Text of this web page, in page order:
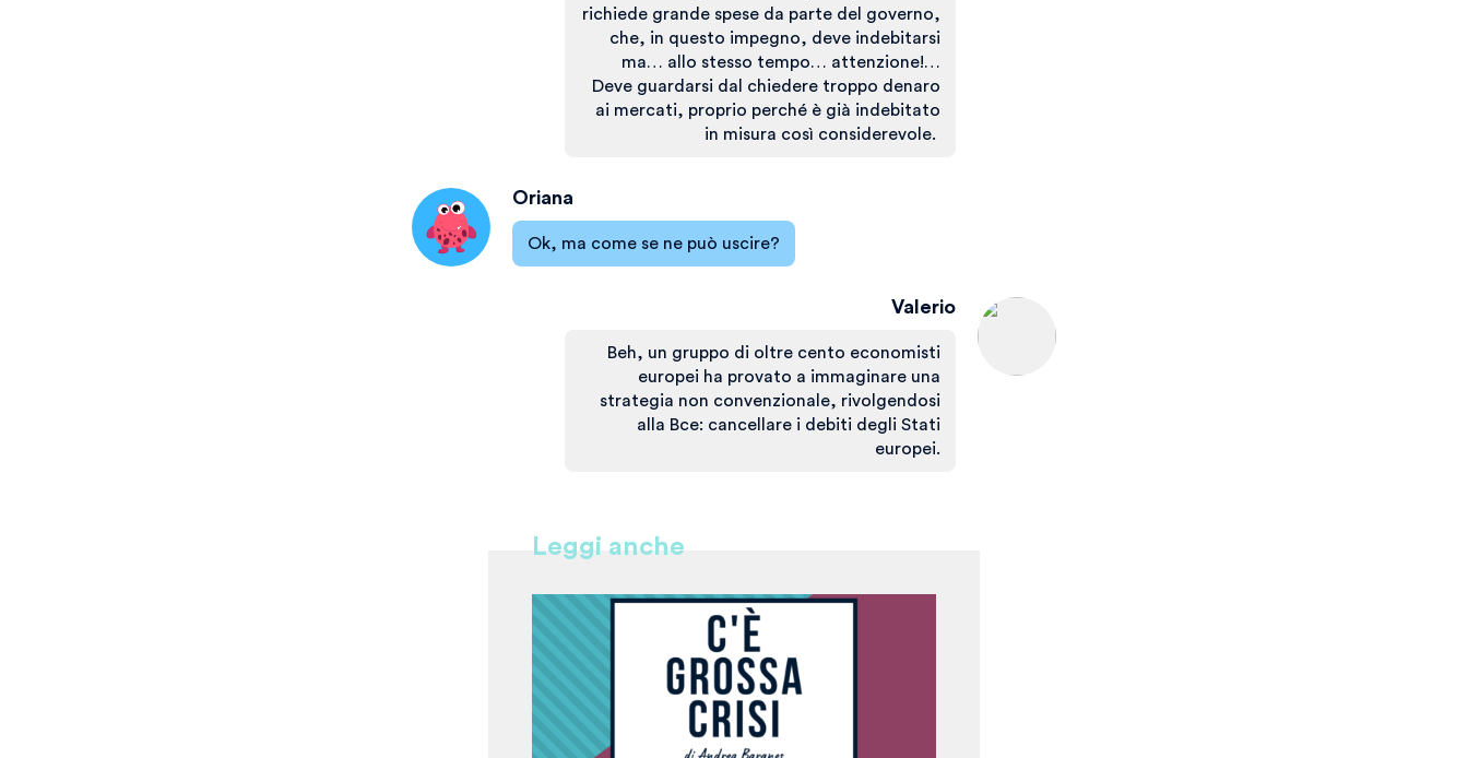
richiede grande spese da parte del governo,
che, in questo impegno, deve indebitarsi
ma… allo stesso tempo… attenzione!…
Deve guardarsi dal chiedere troppo denaro
ai mercati, proprio perché è già indebitato
in misura così considerevole.
Oriana
Ok, ma come se ne può uscire?
Valerio
Beh, un gruppo di oltre cento economisti
europei ha provato a immaginare una
strategia non convenzionale, rivolgendosi
alla Bce: cancellare i debiti degli Stati
europei.
Leggi anche